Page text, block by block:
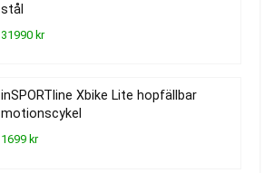
stål
31990 kr
inSPORTline Xbike Lite hopfällbar
motionscykel
1699 kr